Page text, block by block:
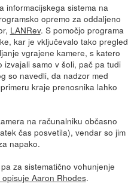
informacijskega sistema na
opremo za oddaljeno
LANRev. S pomočjo programa
kar je vključevalo tako pregled
vgrajene kamere, s katero
samo v šoli, pač pa tudi
so navedli, da nadzor med
kraje prenosnika lahko
na računalniku občasno
čas posvetila), vendar so jim
napako.
za sistematično vohunjenje
Aaron Rhodes.